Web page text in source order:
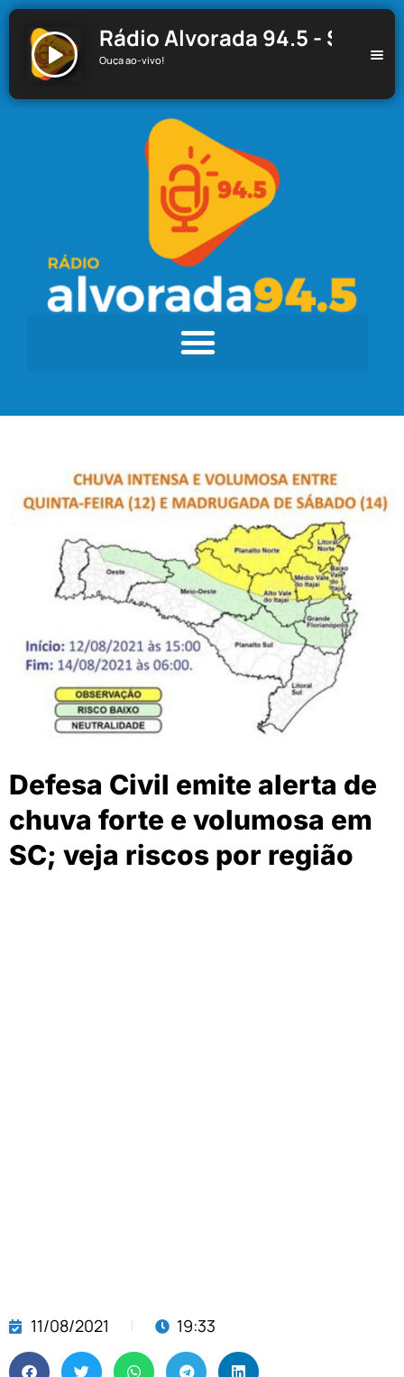
Rádio Alvorada 94.5 - Santa
Ouça ao-vivo!
Defesa Civil emite alerta de
chuva forte e volumosa em
SC; veja riscos por região
11/08/2021 19:33